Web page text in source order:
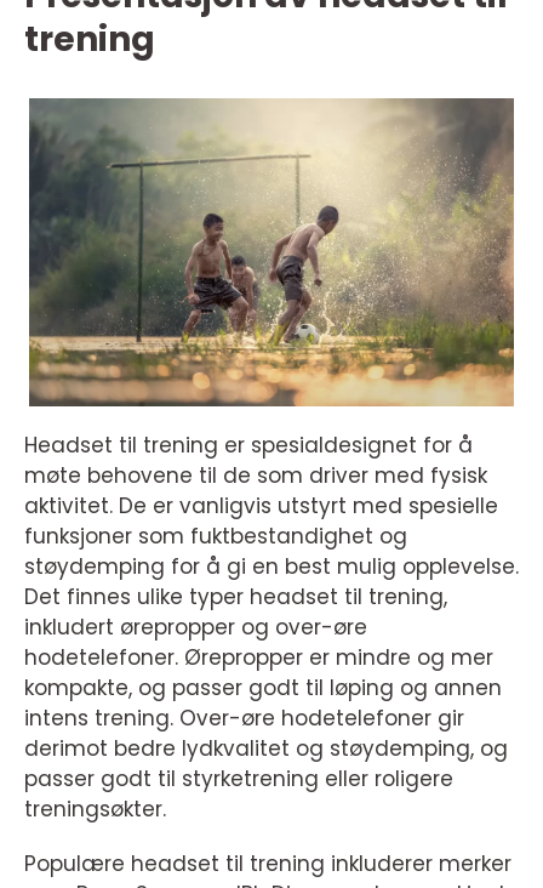
trening
Headset til trening er spesialdesignet for å
møte behovene til de som driver med fysisk
aktivitet. De er vanligvis utstyrt med spesielle
funksjoner som fuktbestandighet og
støydemping for å gi en best mulig opplevelse.
Det finnes ulike typer headset til trening,
inkludert ørepropper og over-øre
hodetelefoner. Ørepropper er mindre og mer
kompakte, og passer godt til løping og annen
intens trening. Over-øre hodetelefoner gir
derimot bedre lydkvalitet og støydemping, og
passer godt til styrketrening eller roligere
treningsøkter.
Populære headset til trening inkluderer merker